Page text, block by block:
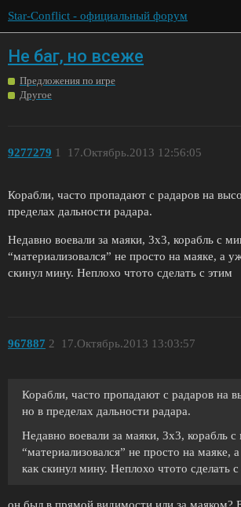
Star-Conflict - официальный форум
Не баг, но всеже
Предложения по игре
Другое
9277279 17.Октябрь.2013 12:56:05
1
Корабли, часто пропадают с радаров на
пределах дальности радара.
Недавно воевали за маяки, 3х3, корабль с
“материализовался” не просто на маяке, а
скинул мину. Неплохо чтото сделать с этим
967887 17.Октябрь.2013 13:03:57
2
Корабли, часто пропадают с радаров на
но в пределах дальности радара.
Недавно воевали за маяки, 3х3, корабль
“материализовался” не просто на маяке,
как скинул мину. Неплохо чтото сделать
он был в прямой видимости или за маяком?